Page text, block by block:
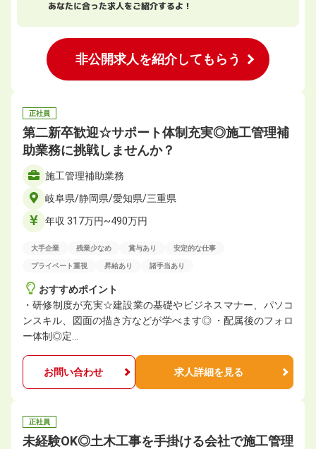
あなたに合った求人をご紹介するよ！
非公開求人を紹介してもらう
正社員
第二新卒歓迎☆サポート体制充実◎施⼯管理補
助業務に挑戦しませんか？
施⼯管理補助業務
岐阜県/静岡県/愛知県/三重県
年収 317万円~490万円
大手企業 残業少なめ 賞与あり 安定的な仕事
プライベート重視 昇給あり 諸手当あり
おすすめポイント
・研修制度が充実☆建設業の基礎やビジネスマナー、パソコ
ンスキル、図面の描き方などが学べます◎ ・配属後のフォロ
ー体制◎定…
お問い合わせ 求人詳細を見る
正社員
未経験OK◎土木工事を手掛ける会社で施工管理